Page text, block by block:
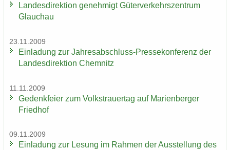
Lan­des­di­rek­ti­on ge­neh­migt Gü­ter­ver­kehrs­zen­trum
Glauch­au
23.11.2009
Ein­la­dung zur Jahresabschluss-​Pressekonferenz der
Lan­des­di­rek­ti­on Chem­nitz
11.11.2009
Ge­denk­fei­er zum Volks­trau­er­tag auf Ma­ri­en­ber­ger
Fried­hof
09.11.2009
Ein­la­dung zur Le­sung im Rah­men der Aus­stel­lung des